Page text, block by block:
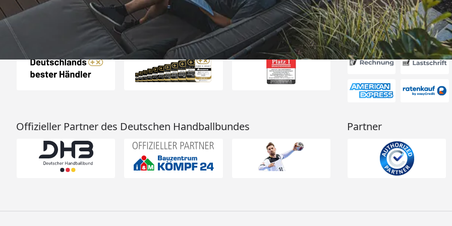
Auszeichnungen Akzeptierte
Offizieller Partner des Deutschen Handballbundes Partner